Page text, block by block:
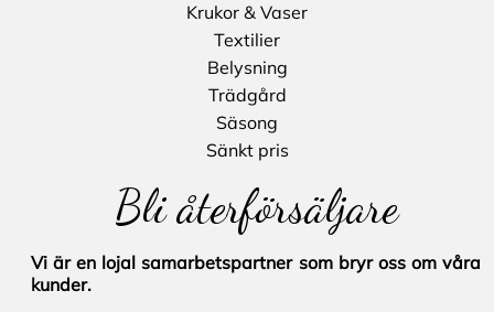
Krukor & Vaser
Textilier
Belysning
Trädgård
Säsong
Sänkt pris
Bli återförsäljare
Vi är en lojal samarbetspartner som bryr oss om våra
kunder.